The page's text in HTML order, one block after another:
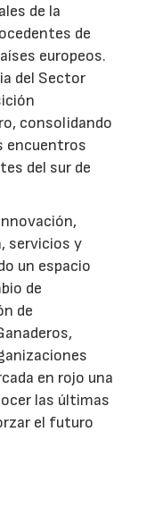
de la
de
europeos.
del Sector
consolidando
encuentros
del sur de
servicios y
un espacio
de
de
en rojo una
las últimas
el futuro